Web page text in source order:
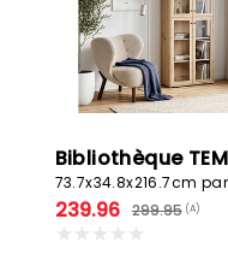
Bibliothèque
239.96 299.95 (A)